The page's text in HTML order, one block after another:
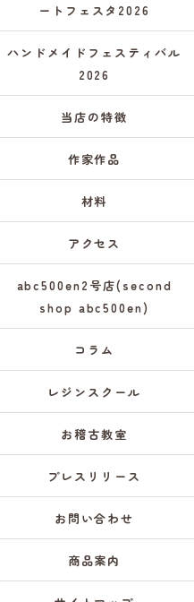
ートフェスタ2026
ハンドメイドフェスティバル
2026
当店の特徴
作家作品
材料
アクセス
abc500en2号店(second
shop abc500en)
コラム
レジンスクール
お稽古教室
プレスリリース
お問い合わせ
商品案内